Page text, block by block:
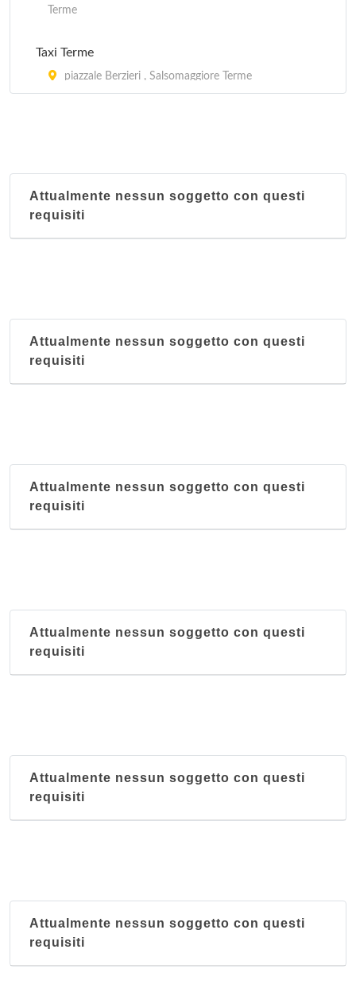
Terme
Taxi Terme
piazzale Berzieri , Salsomaggiore Terme
Attualmente nessun soggetto con questi
requisiti
Attualmente nessun soggetto con questi
requisiti
Attualmente nessun soggetto con questi
requisiti
Attualmente nessun soggetto con questi
requisiti
Attualmente nessun soggetto con questi
requisiti
Attualmente nessun soggetto con questi
requisiti